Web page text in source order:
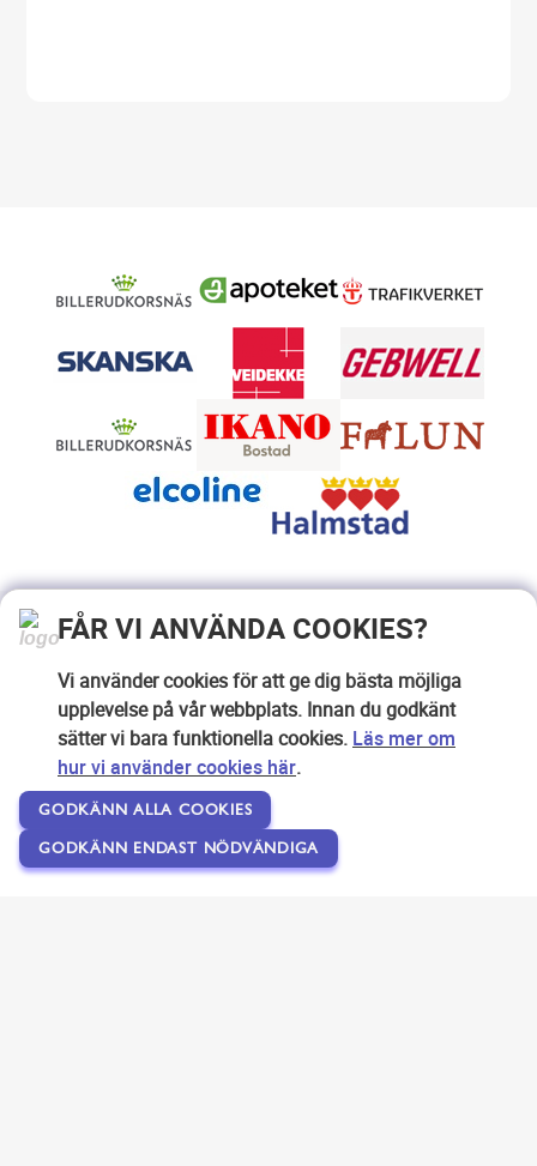
FÅR VI ANVÄNDA COOKIES?
Vi använder cookies för att ge dig bästa möjliga
upplevelse på vår webbplats. Innan du godkänt
sätter vi bara funktionella cookies. Läs mer om
hur vi använder cookies här.
GODKÄNN ALLA COOKIES
GODKÄNN ENDAST NÖDVÄNDIGA